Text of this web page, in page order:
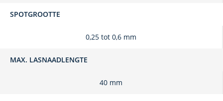
SPOTGROOTTE
0,25 tot 0,6 mm
MAX. LASNAADLENGTE
40 mm